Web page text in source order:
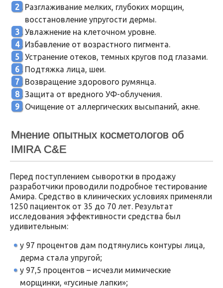
Разглаживание мелких, глубоких морщин,
восстановление упругости дермы.
Увлажнение на клеточном уровне.
Избавление от возрастного пигмента.
Устранение отеков, темных кругов под глазами.
Подтяжка лица, шеи.
Возвращение здорового румянца.
Защита от вредного УФ-облучения.
Очищение от аллергических высыпаний, акне.
Мнение опытных косметологов об
IMIRA C&E
Перед поступлением сыворотки в продажу
разработчики проводили подробное тестирование
Амира. Средство в клинических условиях применяли
1250 пациенток от 35 до 70 лет. Результат
исследования эффективности средства был
удивительным:
у 97 процентов дам подтянулись контуры лица,
дерма стала упругой;
у 97,5 процентов – исчезли мимические
морщинки, «гусиные лапки»;